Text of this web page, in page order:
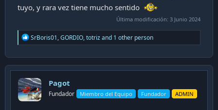
tuyo, y rara vez tiene mucho sentido
Última modificación: 3 Junio 2024
R
e
c
t
o
n
s
SrBoris01,GORDIO,totrizand 1 other person
Pagot
Fundador Miembro del Equipo Fundador ADMIN